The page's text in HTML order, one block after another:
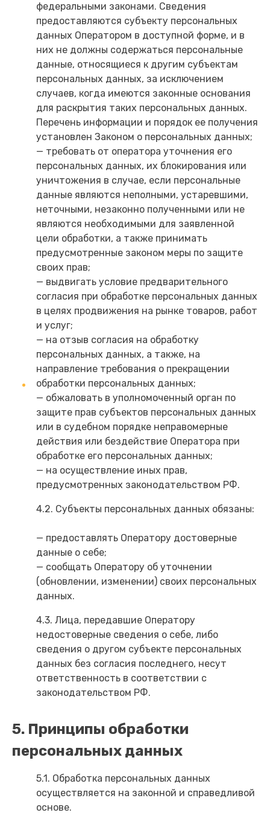
федеральными законами. Сведения
предоставляются субъекту персональных
данных Оператором в доступной форме, и в
них не должны содержаться персональные
данные, относящиеся к другим субъектам
персональных данных, за исключением
случаев, когда имеются законные основания
для раскрытия таких персональных данных.
Перечень информации и порядок ее получения
установлен Законом о персональных данных;
— требовать от оператора уточнения его
персональных данных, их блокирования или
уничтожения в случае, если персональные
данные являются неполными, устаревшими,
неточными, незаконно полученными или не
являются необходимыми для заявленной
цели обработки, а также принимать
предусмотренные законом меры по защите
своих прав;
— выдвигать условие предварительного
согласия при обработке персональных данных
в целях продвижения на рынке товаров, работ
и услуг;
— на отзыв согласия на обработку
персональных данных, а также, на
направление требования о прекращении
обработки персональных данных;
— обжаловать в уполномоченный орган по
защите прав субъектов персональных данных
или в судебном порядке неправомерные
действия или бездействие Оператора при
обработке его персональных данных;
— на осуществление иных прав,
предусмотренных законодательством РФ.
4.2. Субъекты персональных данных обязаны:
— предоставлять Оператору достоверные
данные о себе;
— сообщать Оператору об уточнении
(обновлении, изменении) своих персональных
данных.
4.3. Лица, передавшие Оператору
недостоверные сведения о себе, либо
сведения о другом субъекте персональных
данных без согласия последнего, несут
ответственность в соответствии с
законодательством РФ.
5. Принципы обработки
персональных данных
5.1. Обработка персональных данных
осуществляется на законной и справедливой
основе.